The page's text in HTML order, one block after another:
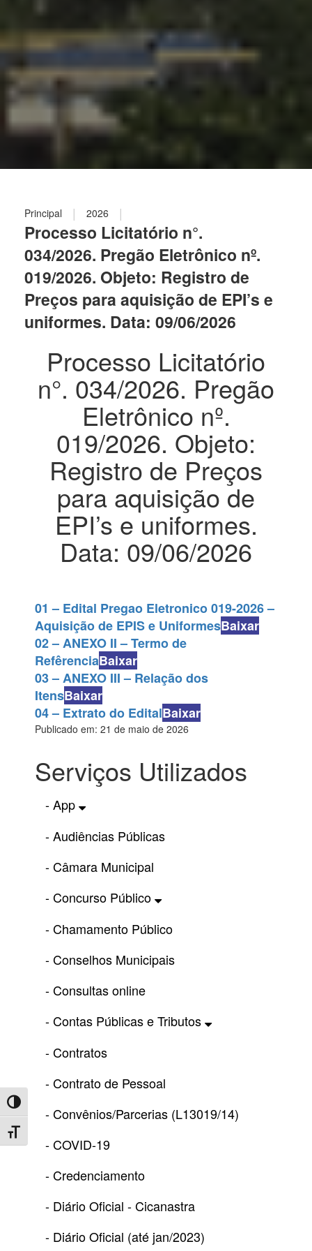
Toggle High Contrast
Toggle Font size
Principal | 2026 |
Processo Licitatório n°.
034/2026. Pregão Eletrônico nº.
019/2026. Objeto: Registro de
Preços para aquisição de EPI’s e
uniformes. Data: 09/06/2026
Processo Licitatório
n°. 034/2026. Pregão
Eletrônico nº.
019/2026. Objeto:
Registro de Preços
para aquisição de
EPI’s e uniformes.
Data: 09/06/2026
01 – Edital Pregao Eletronico 019-2026 –
Aquisição de EPIS e UniformesBaixar
02 – ANEXO II – Termo de
RefêrenciaBaixar
03 – ANEXO III – Relação dos
ItensBaixar
04 – Extrato do EditalBaixar
Publicado em: 21 de maio de 2026
Serviços Utilizados
- App
- Audiências Públicas
- Câmara Municipal
- Concurso Público
- Chamamento Público
- Conselhos Municipais
- Consultas online
- Contas Públicas e Tributos
- Contratos
- Contrato de Pessoal
- Convênios/Parcerias (L13019/14)
- COVID-19
- Credenciamento
- Diário Oficial - Cicanastra
- Diário Oficial (até jan/2023)